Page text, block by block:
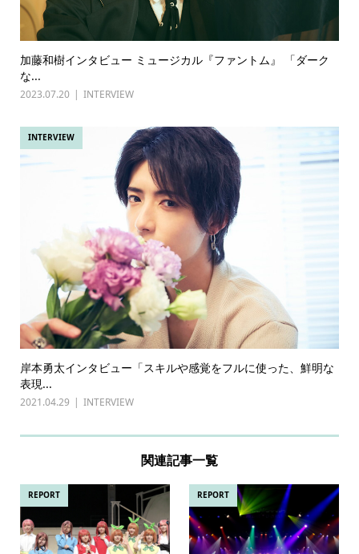
加藤和樹インタビュー ミュージカル『ファントム』 「ダーク
な...
2023.07.20 INTERVIEW
INTERVIEW
岸本勇太インタビュー「スキルや感覚をフルに使った、鮮明な
表現...
2021.04.29 INTERVIEW
関連記事一覧
REPORT REPORT